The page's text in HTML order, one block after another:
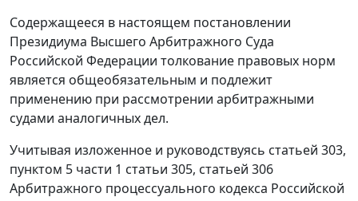
Содержащееся в настоящем постановлении
Президиума Высшего Арбитражного Суда
Российской Федерации толкование правовых норм
является общеобязательным и подлежит
применению при рассмотрении арбитражными
судами аналогичных дел.
Учитывая изложенное и руководствуясь статьей 303,
пунктом 5 части 1 статьи 305, статьей 306
Арбитражного процессуального кодекса Российской